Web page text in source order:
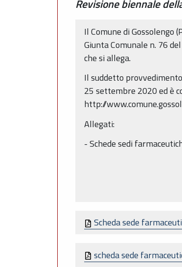
Revisione biennale
Il Comune di Gossolengo
Giunta Comunale n. 76
che si allega.
Il suddetto
25 settembre 2020 ed è
http://
Allegati:
- Schede sedi
Scheda sede
scheda sede